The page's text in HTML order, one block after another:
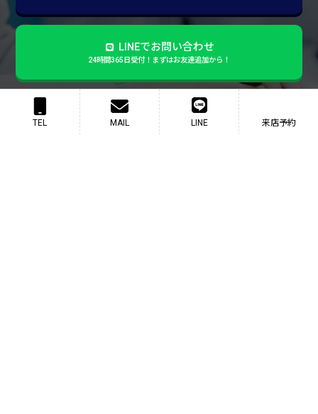
LINEでお問い合わせ
24時間365日受付！まずはお友達追加から！
TEL MAIL LINE 来店予約